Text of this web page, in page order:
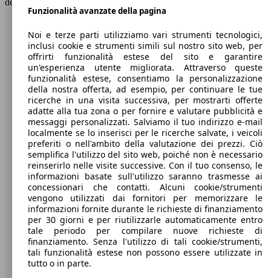
dei dati.
Benvenuti su AutoScout24, il mercato auto europeo.
Società
A proposito di AutoScout24
Stampa
Media
Condizioni generali
Informazioni
Privacy
Dichiarazione di Accessibilità
Funzionalità avanzate della pagina
Noi e terze parti utilizziamo vari strumenti tecnologici,
inclusi cookie e strumenti simili sul nostro sito web, per
offrirti funzionalità estese del sito e garantire
un'esperienza utente migliorata. Attraverso queste
funzionalità estese, consentiamo la personalizzazione
della nostra offerta, ad esempio, per continuare le tue
ricerche in una visita successiva, per mostrarti offerte
adatte alla tua zona o per fornire e valutare pubblicità e
messaggi personalizzati. Salviamo il tuo indirizzo e-mail
localmente se lo inserisci per le ricerche salvate, i veicoli
preferiti o nell'ambito della valutazione dei prezzi. Ciò
semplifica l'utilizzo del sito web, poiché non è necessario
reinserirlo nelle visite successive. Con il tuo consenso, le
informazioni basate sull'utilizzo saranno trasmesse ai
concessionari che contatti. Alcuni cookie/strumenti
vengono utilizzati dai fornitori per memorizzare le
informazioni fornite durante le richieste di finanziamento
per 30 giorni e per riutilizzarle automaticamente entro
tale periodo per compilare nuove richieste di
finanziamento. Senza l'utilizzo di tali cookie/strumenti,
tali funzionalità estese non possono essere utilizzate in
tutto o in parte.